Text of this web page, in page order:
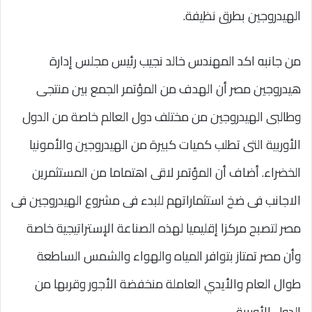
الهيدروجين بطرق نظيفة.
من جانبه اكد المهندس خالد نجيب رئيس مجلس إدارة
هيدروجين مصر أن الهدف من المؤتمر الجمع بين منتجى
وطالبى الهيدروجين من مختلف دول العالم خاصة من الدول
الأوربية التى تطلب كميات كبيرة من الهيدروجين والأمونيا
الخضراء. أضاف أن المؤتمر لاقى اهتماما من المستثمرين
الاجانب فى ضخ استثماراتهم للبدء فى مشروع الهيدروجين فى
مصر لتصبح مركزا إقليميا لهذه الصناعة الإستراتيجية خاصة
وأن مصر تمتاز بتوافر المياه والهواء والشمس الساطعة
طوال العام والأيدي العاملة منخفضة الأجور وقربها من